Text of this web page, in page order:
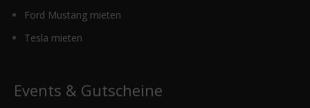
Ford Mustang mieten
Tesla mieten
Events & Gutscheine